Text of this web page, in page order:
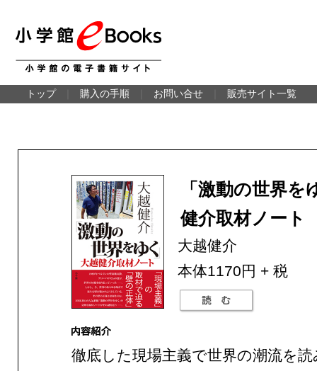
トップ 購入の手順 お問い合せ 販売サイト一覧
「激動の世界を
健介取材ノート
大越健介
本体1170円 + 税
徹底した現場主義で世界の潮流を